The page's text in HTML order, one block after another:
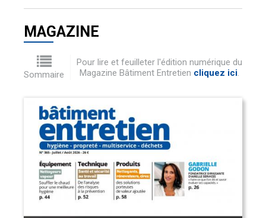
MAGAZINE
Sommaire
Pour lire et feuilleter l'édition numérique du
Magazine Bâtiment Entretien cliquez ici.